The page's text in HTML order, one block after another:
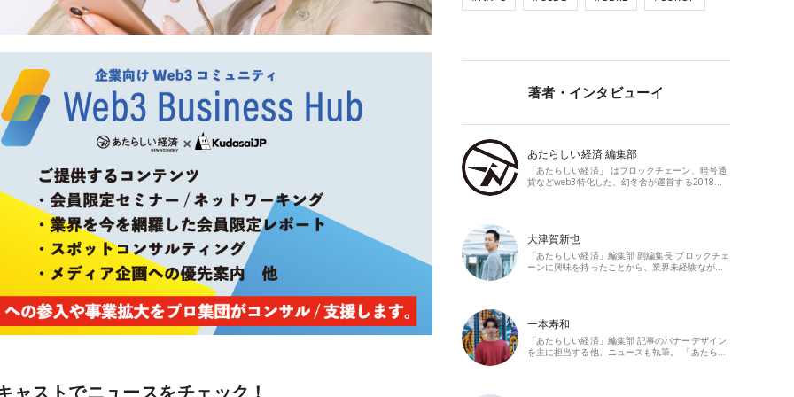
ャストでニュースをチェック！
著者・インタビューイ
あたらしい経済 編集部
「あたらしい経済」 はブロックチェーン、暗号通
貨などweb3特化した、幻冬舎が運営する2018…
大津賀新也
「あたらしい経済」編集部 副編集長 ブロックチェ
ーンに興味を持ったことから、業界未経験なが…
一本寿和
「あたらしい経済」編集部 記事のバナーデザイン
を主に担当する他、ニュースも執筆。 「あたら…